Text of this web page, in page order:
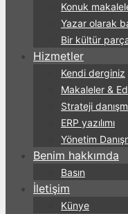
Konuk
Yazar olarak
Bir kültür
Hizmetler
Kendi derginiz
Makaleler &
Strateji
ERP yazılımı
Yönetim
Benim hakkımda
Basın
İletişim
Künye